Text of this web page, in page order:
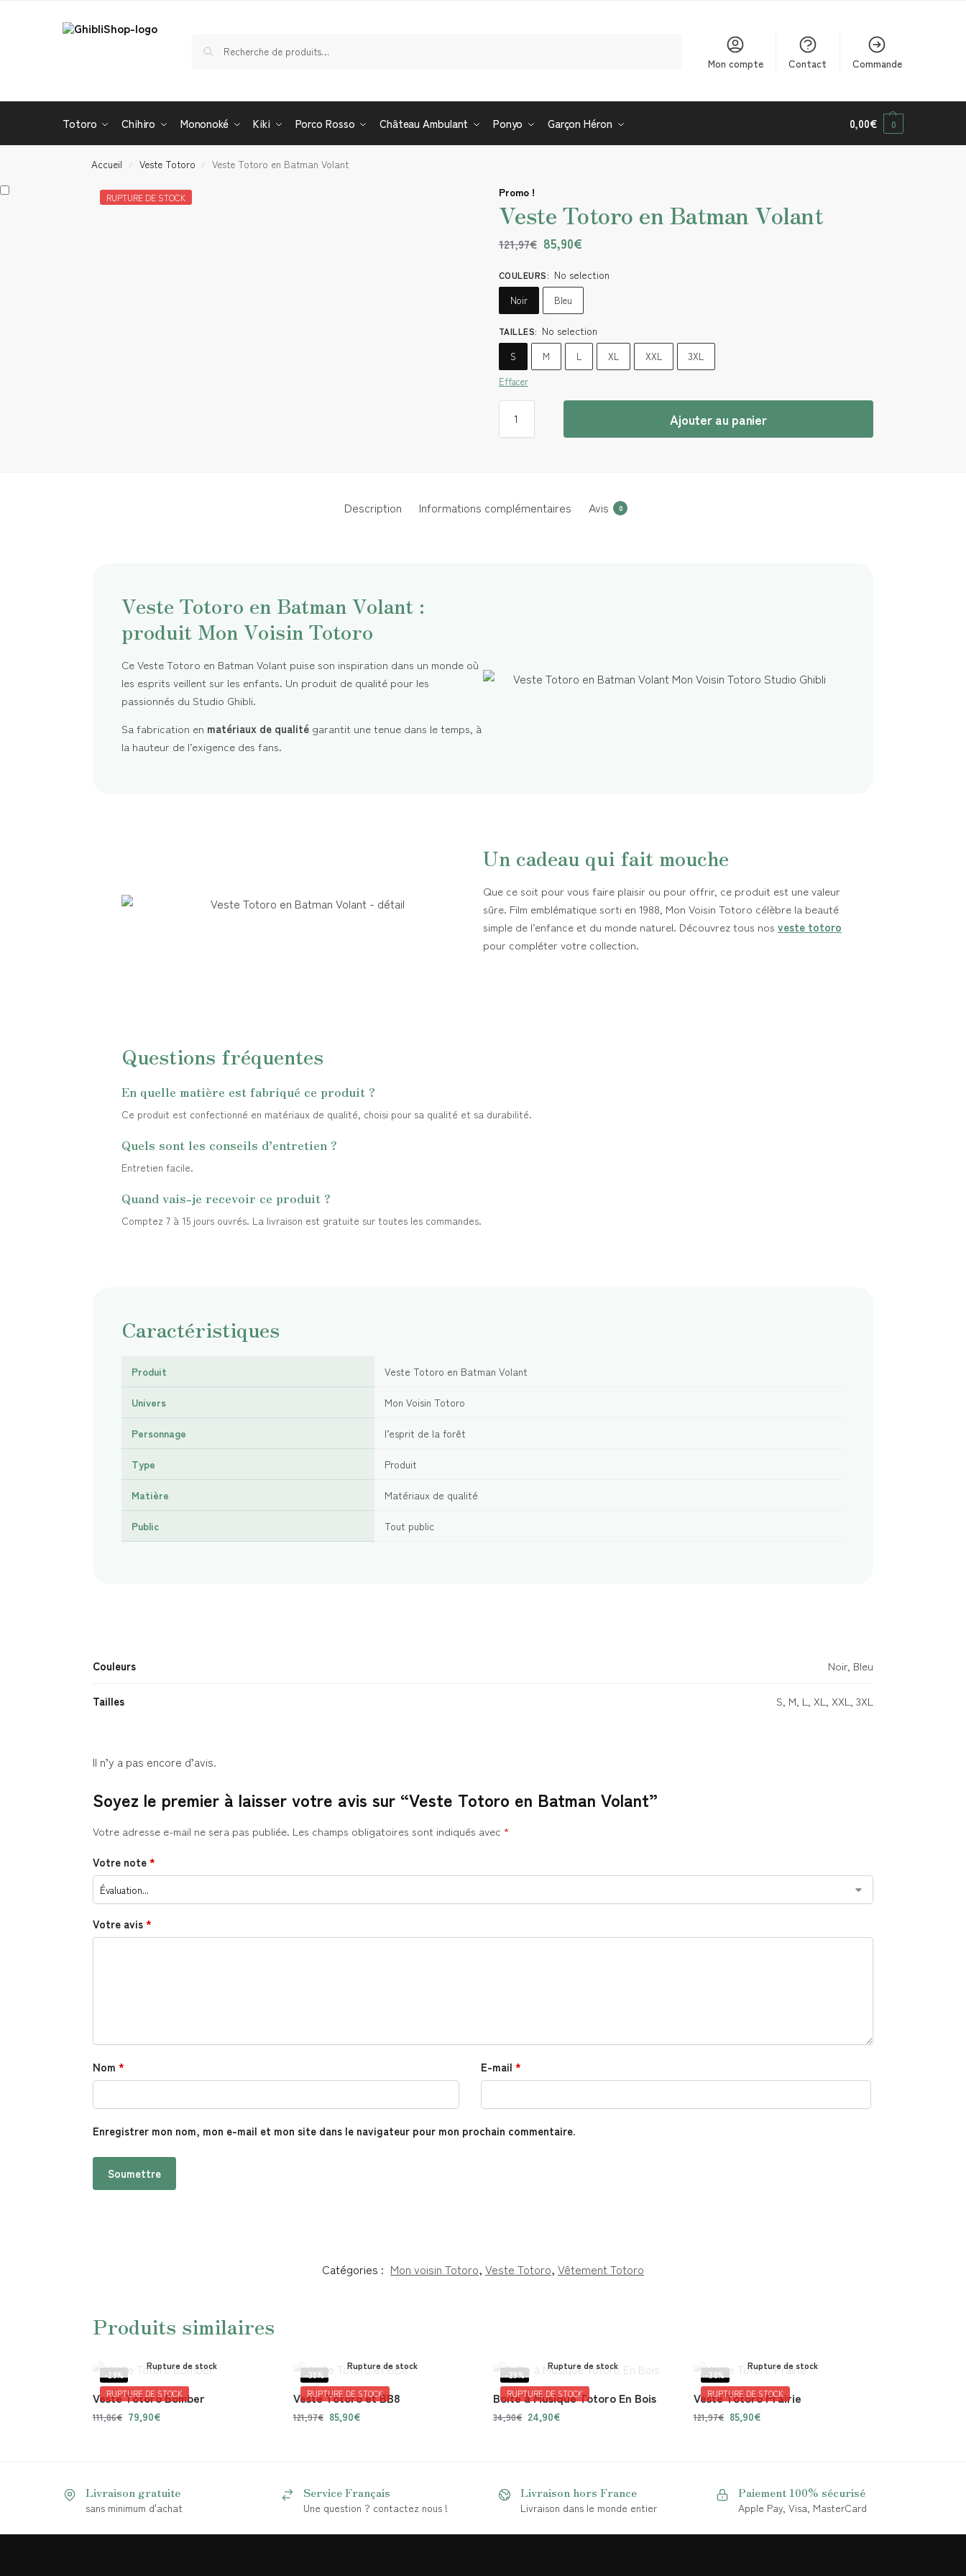
Mon compte Contact Commande
Totoro Chihiro Mononoké Kiki Porco Rosso Château Ambulant Ponyo Garçon Héron 0,00€ 0
Accueil / Veste Totoro / Veste Totoro en Batman Volant
RUPTURE DE STOCK Promo !
Veste Totoro en Batman Volant
121,97€ 85,90€
COULEURS: No selection
Noir Bleu
TAILLES: No selection
S M L XL XXL
3XL
Effacer
Ajouter au panier
Description Informations complémentaires Avis 0
Veste Totoro en Batman Volant :
produit Mon Voisin Totoro
Ce Veste Totoro en Batman Volant puise son inspiration dans un monde où
les esprits veillent sur les enfants. Un produit de qualité pour les
passionnés du Studio Ghibli.
Sa fabrication en matériaux de qualitégarantit une tenue dans le temps, à
la hauteur de l’exigence des fans.
Un cadeau qui fait mouche
Que ce soit pour vous faire plaisir ou pour offrir, ce produit est une valeur
sûre. Film emblématique sorti en 1988, Mon Voisin Totoro célèbre la beauté
simple de l’enfance et du monde naturel. Découvrez tous nos veste totoro
pour compléter votre collection.
Questions fréquentes
En quelle matière est fabriqué ce produit ?
Ce produit est confectionné en matériaux de qualité, choisi pour sa qualité et sa durabilité.
Quels sont les conseils d’entretien ?
Entretien facile.
Quand vais-je recevoir ce produit ?
Comptez 7 à 15 jours ouvrés. La livraison est gratuite sur toutes les commandes.
Caractéristiques
Produit Veste Totoro en Batman Volant
Univers Mon Voisin Totoro
Personnage l’esprit de la forêt
Type Produit
Matière Matériaux de qualité
Public Tout public
Couleurs Noir, Bleu
Tailles S, M, L, XL, XXL, 3XL
Il n’y a pas encore d’avis.
Soyez le premier à laisser votre avis sur “Veste Totoro en Batman Volant”
Votre adresse e-mail ne sera pas publiée. Les champs obligatoires sont indiqués avec *
Votre note*
Votre avis*
Nom * E-mail *
Enregistrer mon nom, mon e-mail et mon site dans le navigateur pour mon prochain commentaire.
Catégories : Mon voisin Totoro, Veste Totoro, Vêtement Totoro
Produits similaires
-29%
RUPTURE DE STOCK
Rupture de stock
Veste Totoro Bomber
111,86€ 79,90€
-30%
RUPTURE DE STOCK
Rupture de stock
Veste Totoro et BB8
121,97€ 85,90€
-29%
RUPTURE DE STOCK
Rupture de stock
Boîte à Musique Totoro En Bois
34,90€ 24,90€
-30%
RUPTURE DE STOCK
Rupture de stock
Veste Totoro Prairie
121,97€ 85,90€
Livraison gratuite
sans minimum d'achat
Service Français
Une question ? contactez nous !
Livraison hors France
Livraison dans le monde entier
Paiement 100% sécurisé
Apple Pay, Visa, MasterCard